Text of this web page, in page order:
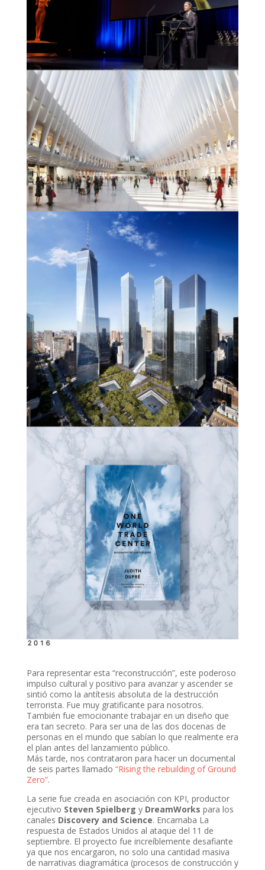
Para representar esta “reconstrucción”, este poderoso
impulso cultural y positivo para avanzar y ascender se
sintió como la antítesis absoluta de la destrucción
terrorista. Fue muy gratificante para nosotros.
También fue emocionante trabajar en un diseño que
era tan secreto. Para ser una de las dos docenas de
personas en el mundo que sabían lo que realmente era
el plan antes del lanzamiento público.
Más tarde, nos contrataron para hacer un documental
de seis partes llamado “Rising the rebuilding of Ground
Zero”.
La serie fue creada en asociación con KPI, productor
ejecutivo Steven Spielberg y DreamWorks para los
canales Discovery and Science. Encarnaba La
respuesta de Estados Unidos al ataque del 11 de
septiembre. El proyecto fue increíblemente desafiante
ya que nos encargaron, no solo una cantidad masiva
de narrativas diagramática (procesos de construcción y